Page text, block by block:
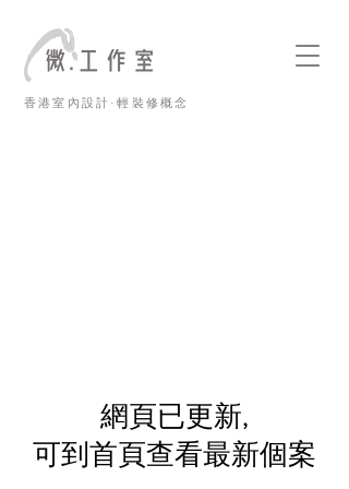
香港室內設計·輕裝修概念
​網頁已更新,
可到首頁查看最新個案